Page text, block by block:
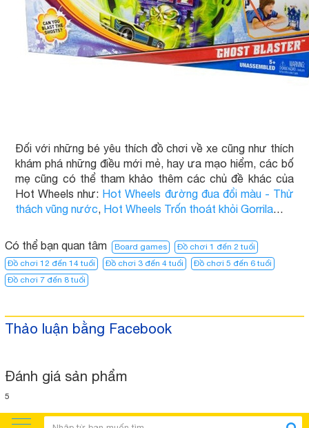
Đối với những bé yêu thích đồ chơi về xe cũng như thích
khám phá những điều mới mẻ, hay ưa mạo hiểm, các bố
mẹ cũng có thể tham khảo thêm các chủ đề khác của
Hot Wheels như: Hot Wheels đường đua đổi màu - Thử
thách vũng nước, Hot Wheels Trốn thoát khỏi Gorrila…
Có thể bạn quan tâm Board games
Đồ chơi 1 đến 2 tuổi
Đồ chơi 12 đến 14 tuổi
Đồ chơi 3 đến 4 tuổi
Đồ chơi 5 đến 6 tuổi
Đồ chơi 7 đến 8 tuổi
Thảo luận bằng Facebook
Đánh giá sản phẩm
5